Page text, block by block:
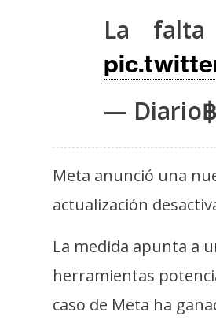
R
e
u
s
o
La
— Diario
Meta anunció una
actualización
La medida apunta a
herramientas
caso de Meta ha